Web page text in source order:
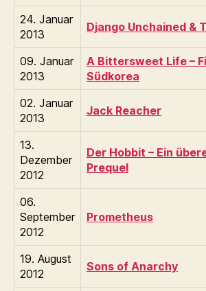
24. Januar
2013
Django Unchained &
09. Januar
2013
A Bittersweet Life –
Südkorea
02. Januar
2013
Jack Reacher
13.
Dezember
2012
Der Hobbit – Ein
Prequel
06.
September
2012
Prometheus
19. August
2012
Sons of Anarchy